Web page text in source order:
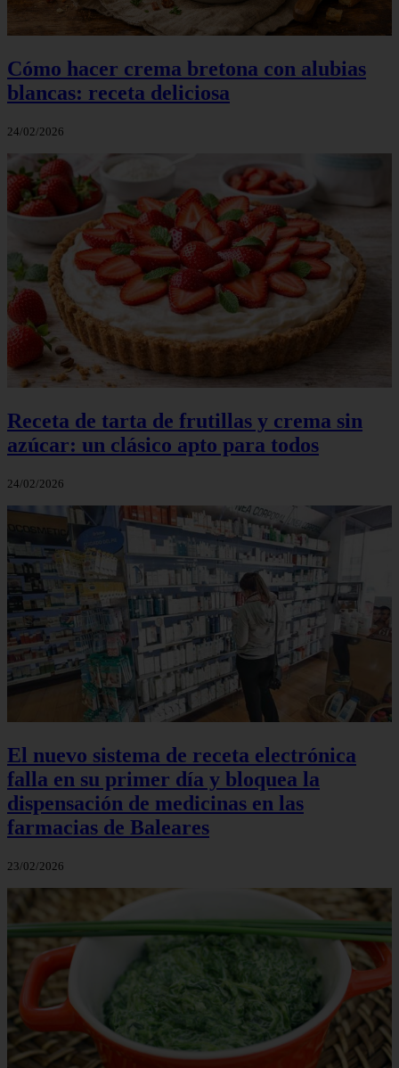
Cómo hacer crema bretona con alubias
blancas: receta deliciosa
24/02/2026
Receta de tarta de frutillas y crema sin
azúcar: un clásico apto para todos
24/02/2026
El nuevo sistema de receta electrónica
falla en su primer día y bloquea la
dispensación de medicinas en las
farmacias de Baleares
23/02/2026